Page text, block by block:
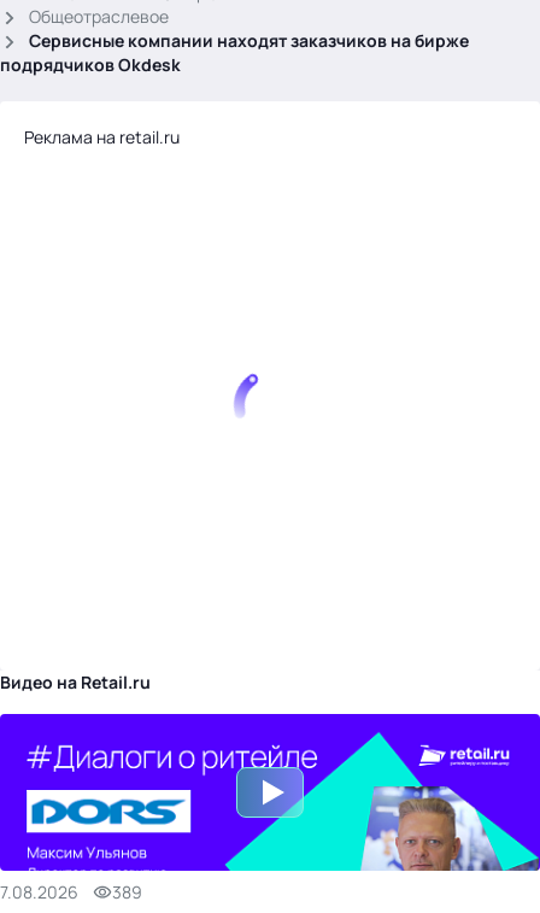
Общеотраслевое
Сервисные компании находят заказчиков на бирже
подрядчиков Okdesk
Реклама на retail.ru
Видео на Retail.ru
7.08.2026 389